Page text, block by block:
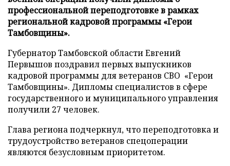
профессиональной переподготовке в рамках
региональной кадровой программы «Герои
Тамбовщины».
Губернатор Тамбовской области Евгений
Первышов поздравил первых выпускников
кадровой программы для ветеранов СВО «Герои
Тамбовщины». Дипломы специалистов в сфере
государственного и муниципального управления
получили 27 человек.
Глава региона подчеркнул, что переподготовка и
трудоустройство ветеранов спецоперации
являются безусловным приоритетом.